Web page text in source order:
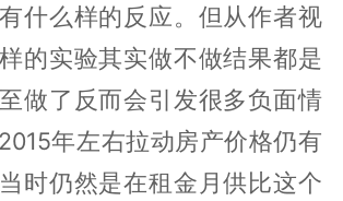
什么样的反应。但从作者视
的实验其实做不做结果都是
做了反而会引发很多负面情
年左右拉动房产价格仍有
时仍然是在租金月供比这个